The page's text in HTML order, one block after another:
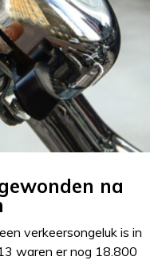
na
verkeersongeluk is in
waren er nog 18.800